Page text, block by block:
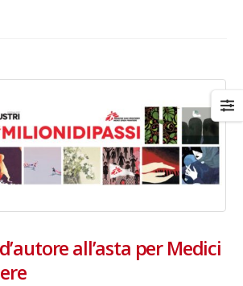
all’asta per Medici
– Anziani
rafforzare
13 dicembre 2024 – In
della Filarmonica della